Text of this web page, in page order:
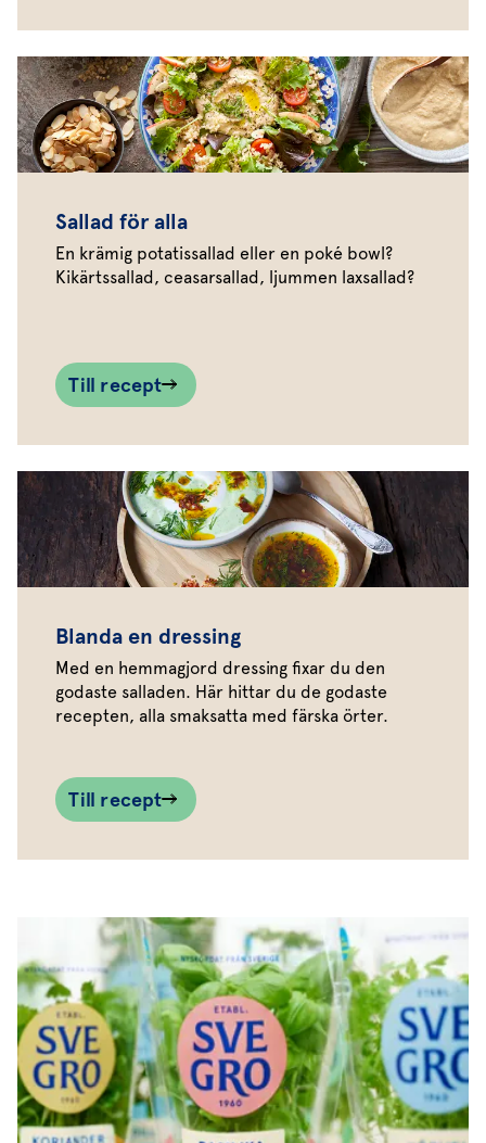
Sallad för alla
En krämig potatissallad eller en poké bowl?
Kikärtssallad, ceasarsallad, ljummen laxsallad?
Till recept
Blanda en dressing
Med en hemmagjord dressing fixar du den
godaste salladen. Här hittar du de godaste
recepten, alla smaksatta med färska örter.
Till recept